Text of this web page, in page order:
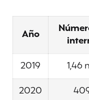
Año
2019
1,46
2020